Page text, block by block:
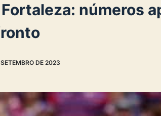
números
DE 2023